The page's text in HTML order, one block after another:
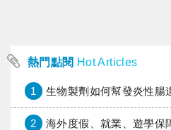
熱門點閱 Hot Articles
1 生物製劑如何幫發炎性腸道疾病患者抗
2 海外度假、就業、遊學保障加倍，富邦產險「